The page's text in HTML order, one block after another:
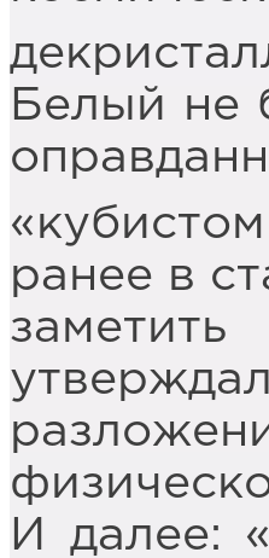
Белый не
ранее в
И далее: